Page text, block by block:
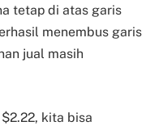
tetap di atas garis
menembus garis
jual masih
kita bisa